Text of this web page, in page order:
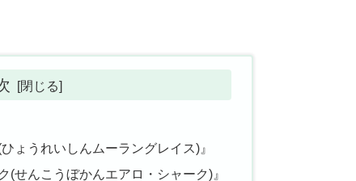
ょうれいしんムーラングレイス)』
(せんこうぼかんエアロ・シャーク)』